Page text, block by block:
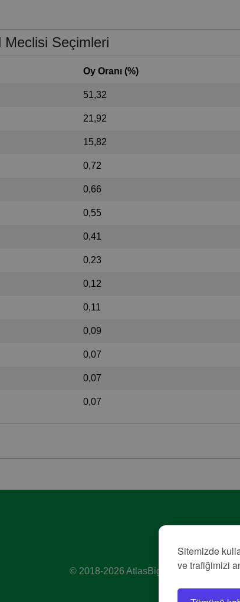
Sitemizde
ve trafiğimizi
Seçimleri
Oy Oranı (%)
51,32
21,92
15,82
0,72
0,66
0,55
0,41
0,23
0,12
0,11
0,09
0,07
0,07
0,07
© 2018-2026 AtlasBig.com